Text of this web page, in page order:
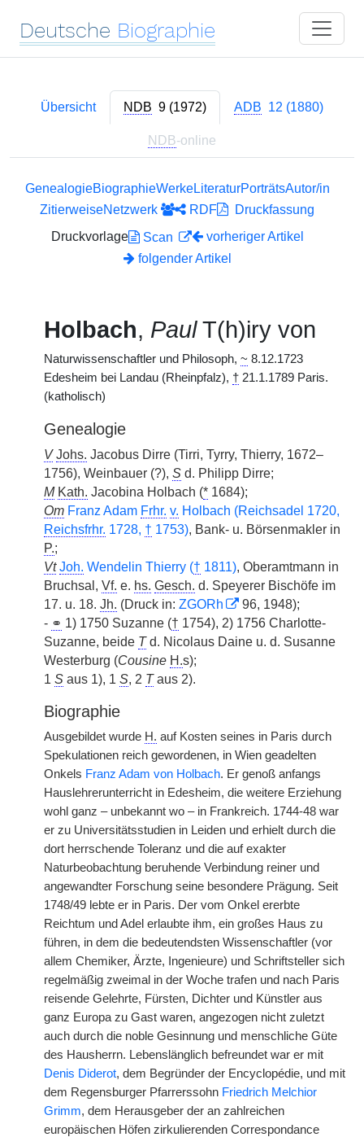
Deutsche Biographie
Übersicht NDB 9 (1972) ADB 12 (1880)
NDB-online
GenealogieBiographieWerkeLiteraturPorträtsAutor/in
ZitierweiseNetzwerk RDF
Druckfassung
Druckvorlage
Scan
vorheriger Artikel
folgender Artikel
Holbach, PaulT(h)iry von
Naturwissenschaftler und Philosoph, ~ 8.12.1723
Edesheim bei Landau (Rheinpfalz), † 21.1.1789 Paris.
(katholisch)
Genealogie
V Johs. Jacobus Dirre (Tirri, Tyrry, Thierry, 1672–
1756), Weinbauer (?), S d. Philipp Dirre;
M Kath. Jacobina Holbach (* 1684);
Om Franz Adam Frhr. v. Holbach (Reichsadel 1720,
Reichsfrhr. 1728, † 1753), Bank- u. Börsenmakler in
P.;
Vt Joh. Wendelin Thierry († 1811), Oberamtmann in
Bruchsal, Vf. e. hs. Gesch. d. Speyerer Bischöfe im
17. u. 18. Jh. (Druck in: ZGORh
96, 1948);
- ⚭ 1) 1750 Suzanne († 1754), 2) 1756 Charlotte-
Suzanne, beide Td. Nicolaus Daine u. d. Susanne
Westerburg (Cousine H.s);
1 S aus 1), 1 S, 2 Taus 2).
Biographie
Ausgebildet wurde H. auf Kosten seines in Paris durch
Spekulationen reich gewordenen, in Wien geadelten
Onkels Franz Adam von Holbach. Er genoß anfangs
Hauslehrerunterricht in Edesheim, die weitere Erziehung
wohl ganz – unbekannt wo – in Frankreich. 1744-48 war
er zu Universitätsstudien in Leiden und erhielt durch die
dort herrschende Toleranz und die auf exakter
Naturbeobachtung beruhende Verbindung reiner und
angewandter Forschung seine besondere Prägung. Seit
1748/49 lebte er in Paris. Der vom Onkel ererbte
Reichtum und Adel erlaubte ihm, ein großes Haus zu
führen, in dem die bedeutendsten Wissenschaftler (vor
allem Chemiker, Ärzte, Ingenieure) und Schriftsteller sich
regelmäßig zweimal in der Woche trafen und nach Paris
reisende Gelehrte, Fürsten, Dichter und Künstler aus
ganz Europa zu Gast waren, angezogen nicht zuletzt
auch durch die noble Gesinnung und menschliche Güte
des Hausherrn. Lebenslänglich befreundet war er mit
Denis Diderot, dem Begründer der Encyclopédie, und mit
dem Regensburger Pfarrerssohn Friedrich Melchior
Grimm, dem Herausgeber der an zahlreichen
europäischen Höfen zirkulierenden Correspondance